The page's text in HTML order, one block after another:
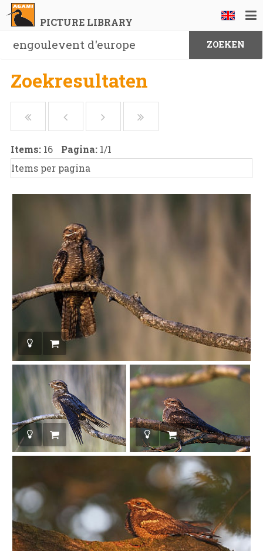
PICTURE LIBRARY
Zoekresultaten
Items: 16 Pagina: 1/1